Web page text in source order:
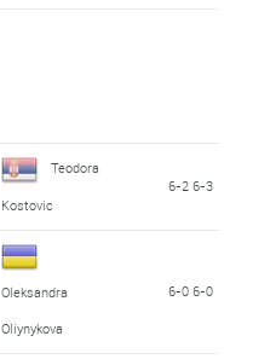
Teodora
Kostovic
6-2 6-3
Oleksandra
Oliynykova
6-0 6-0